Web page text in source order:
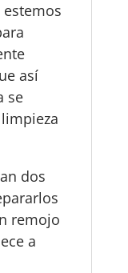
así
se
dos
remojo
a